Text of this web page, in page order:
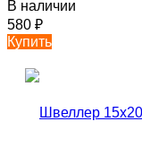
В наличии
580 ₽
Купить